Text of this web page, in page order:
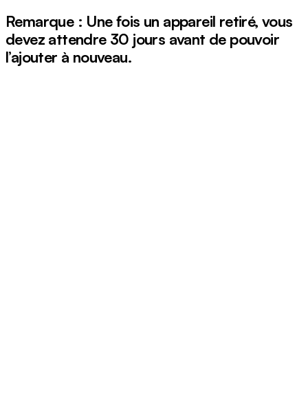
Remarque : Une fois un appareil retiré, vous
devez attendre 30 jours avant de pouvoir
l’ajouter à nouveau.